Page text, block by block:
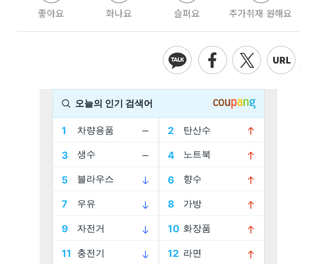
좋아요 화나요 슬퍼요 추가취재 원해요